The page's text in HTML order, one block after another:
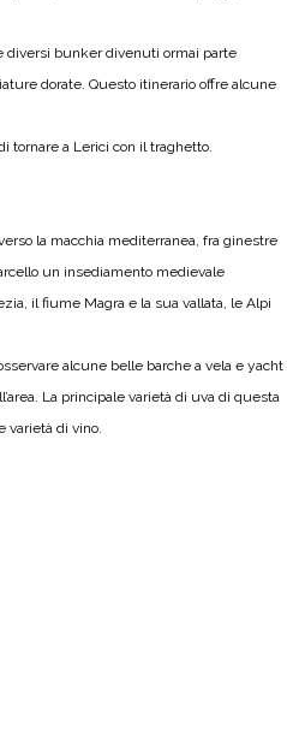
diversi bunker divenuti ormai parte
dorate. Questo itinerario offre alcune
tornare a Lerici con il traghetto.
la macchia mediterranea, fra ginestre
un insediamento medievale
il fiume Magra e la sua vallata, le Alpi
alcune belle barche a vela e yacht
La principale varietà di uva di questa
varietà di vino.